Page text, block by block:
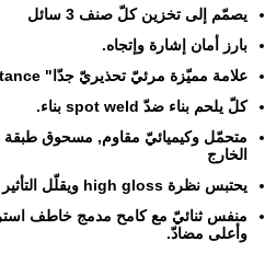
يصمّم إلى تخزين كلّ صنف 3 سائل
بارز أمان إشارة وإتجاه.
علامة مميّزة مرئيّ تحذيريّ جدّا" subsistance نار بعيدا".
كلّ يلحم بناء ضدّ spot weld بناء.
متحمّل وكيميائيّ مقاوم, مسحوق طبقة
الخارج
يحتبس نظرة high gloss ويقلّل التأثير من تآكل ورطوبة.
منفس ثنائيّ مع كامح مدمج خاطف
وأعلى مضادّ.